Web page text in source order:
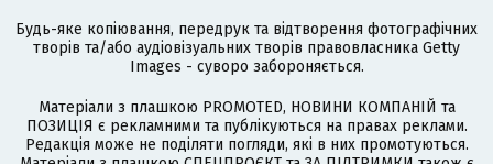
Будь-яке копіювання, передрук та відтворення фотографічних
творів та/або аудіовізуальних творів правовласника Getty
Images - суворо забороняється.
Матеріали з плашкою PROMOTED, НОВИНИ КОМПАНІЙ та
ПОЗИЦІЯ є рекламними та публікуються на правах реклами.
Редакція може не поділяти погляди, які в них промотуються.